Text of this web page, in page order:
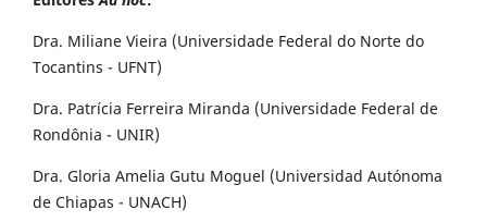
Dra. Miliane Vieira (Universidade Federal do Norte do
Tocantins - UFNT)
Dra. Patrícia Ferreira Miranda (Universidade Federal de
Rondônia - UNIR)
Dra. Gloria Amelia Gutu Moguel (Universidad Autónoma
de Chiapas - UNACH)